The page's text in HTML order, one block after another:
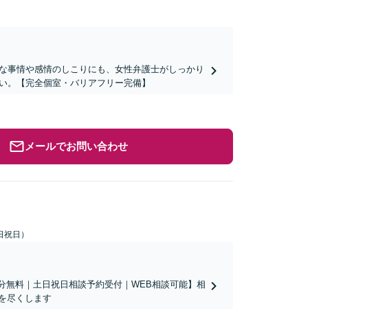
事情や感情のしこりにも、女性弁護士がしっかり
【完全個室・バリアフリー完備】
メールでお問い合わせ
日）
無料｜土日祝日相談予約受付｜WEB相談可能】相
尽くします